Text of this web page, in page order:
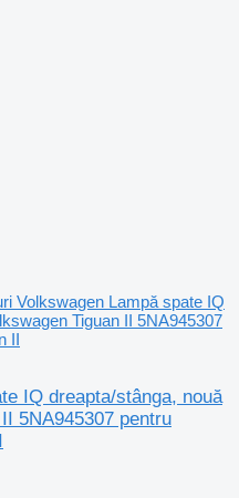
Volkswagen Lampă spate IQ
Tiguan II 5NA945307
II
IQ dreapta/stânga, nouă
5NA945307 pentru